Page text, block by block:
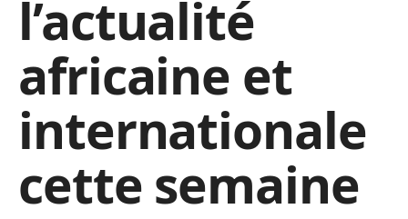
l’actualité
africaine et
internationale
cette semaine